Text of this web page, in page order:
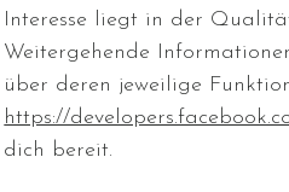
Interesse liegt in der
Weitergehende
über deren jeweilige
https://
dich bereit.